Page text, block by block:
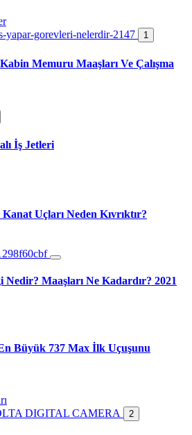
1
Memuru Maaşları Ve Çalışma
İş Jetleri
Uçları Neden Kıvrıktır?
Maaşları Ne Kadardır? 2021
Büyük 737 Max İlk Uçuşunu
2